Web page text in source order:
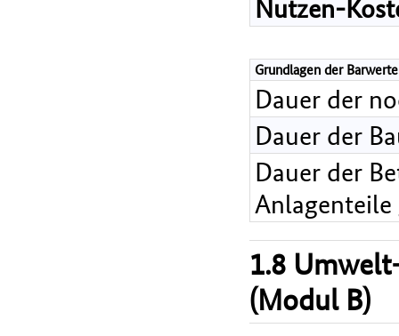
Nutzen-
Grundlagen der
Dauer der
Dauer der
Dauer der
1.8
(Modul B)